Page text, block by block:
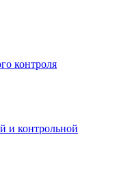
контроля
и контрольной